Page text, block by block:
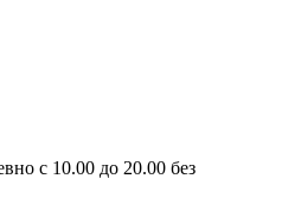
с 10.00 до 20.00 без